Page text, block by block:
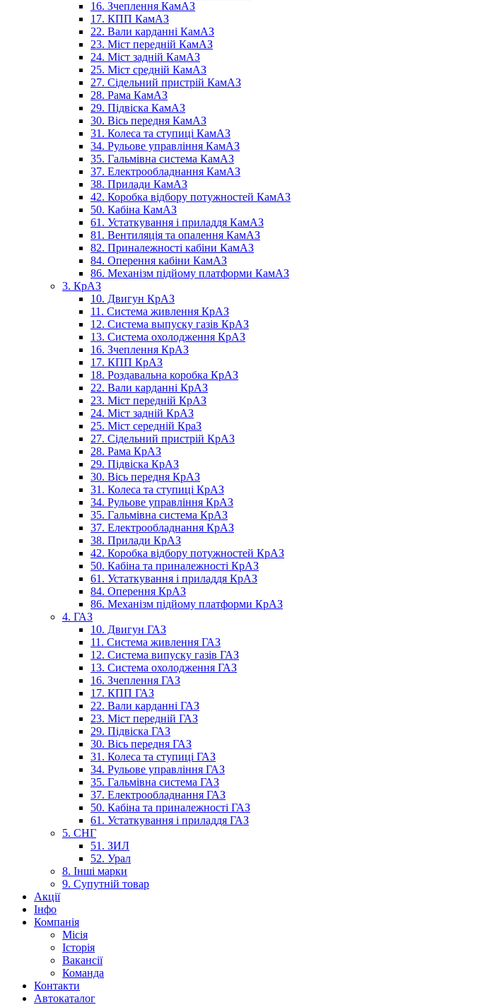
16. Зчеплення КамАЗ
17. КПП КамАЗ
22. Вали карданні КамАЗ
23. Міст передній КамАЗ
24. Міст задній КамАЗ
25. Міст средній КамАЗ
27. Сідельний пристрій КамАЗ
28. Рама КамАЗ
29. Підвіска КамАЗ
30. Вісь передня КамАЗ
31. Колеса та ступиці КамАЗ
34. Рульове управління КамАЗ
35. Гальмівна система КамАЗ
37. Електрообладнання КамАЗ
38. Прилади КамАЗ
42. Коробка відбору потужностей КамАЗ
50. Кабіна КамАЗ
61. Устаткування і приладдя КамАЗ
81. Вентиляція та опалення КамАЗ
82. Приналежності кабіни КамАЗ
84. Оперення кабіни КамАЗ
86. Механізм підйому платформи КамАЗ
3. КрАЗ
10. Двигун КрАЗ
11. Система живлення КрАЗ
12. Система выпуску газів КрАЗ
13. Система охолодження КрАЗ
16. Зчеплення КрАЗ
17. КПП КрАЗ
18. Роздавальна коробка КрАЗ
22. Вали карданні КрАЗ
23. Міст передній КрАЗ
24. Міст задній КрАЗ
25. Міст середній КраЗ
27. Сідельний пристрій КрАЗ
28. Рама КрАЗ
29. Підвіска КрАЗ
30. Вісь передня КрАЗ
31. Колеса та ступиці КрАЗ
34. Рульове управління КрАЗ
35. Гальмівна система КрАЗ
37. Електрообладнання КрАЗ
38. Прилади КрАЗ
42. Коробка відбору потужностей КрАЗ
50. Кабіна та приналежності КрАЗ
61. Устаткування і приладдя КрАЗ
84. Оперення КрАЗ
86. Механізм підйому платформи КрАЗ
4. ГАЗ
10. Двигун ГАЗ
11. Система живлення ГАЗ
12. Система випуску газів ГАЗ
13. Система охолодження ГАЗ
16. Зчеплення ГАЗ
17. КПП ГАЗ
22. Вали карданні ГАЗ
23. Міст передній ГАЗ
29. Підвіска ГАЗ
30. Вісь передня ГАЗ
31. Колеса та ступиці ГАЗ
34. Рульове управління ГАЗ
35. Гальмівна система ГАЗ
37. Електрообладнання ГАЗ
50. Кабіна та приналежності ГАЗ
61. Устаткування і приладдя ГАЗ
5. СНГ
51. ЗИЛ
52. Урал
8. Інші марки
9. Супутній товар
Акції
Інфо
Компанія
Місія
Історія
Вакансії
Команда
Контакти
Автокаталог